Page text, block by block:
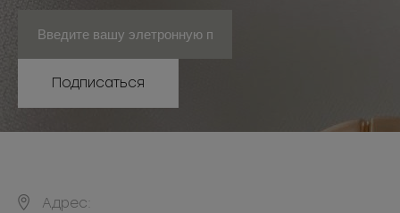
Подписаться
Адрес: